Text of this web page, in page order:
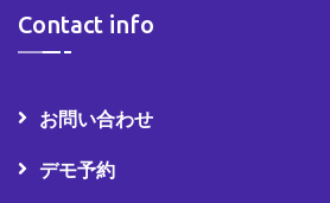
Contact info
お問い合わせ
デモ予約